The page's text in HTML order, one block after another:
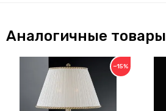
Аналогичные товары
−15%